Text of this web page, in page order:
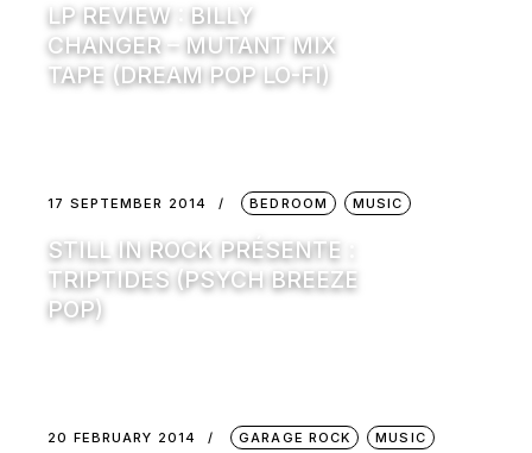
LP REVIEW : BILLY
CHANGER – MUTANT MIX
TAPE (DREAM POP LO-FI)
17 SEPTEMBER 2014 BEDROOM MUSIC
STILL IN ROCK PRÉSENTE :
TRIPTIDES (PSYCH BREEZE
POP)
20 FEBRUARY 2014 GARAGE ROCK MUSIC